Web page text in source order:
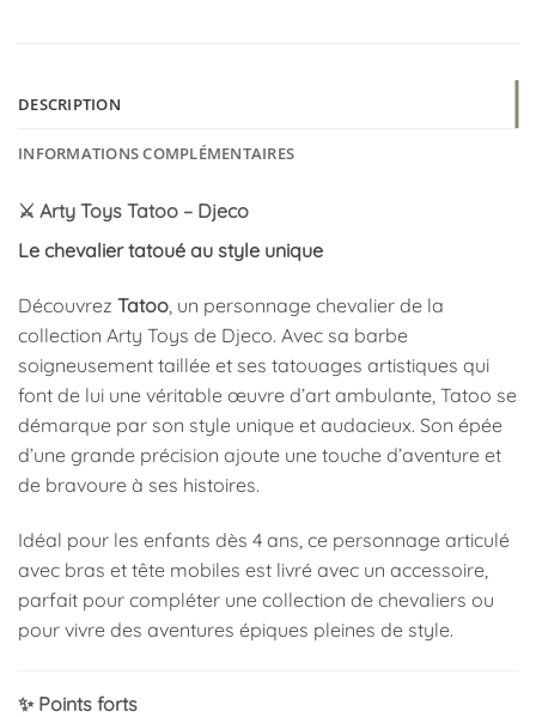
DESCRIPTION
INFORMATIONS COMPLÉMENTAIRES
⚔️ Arty Toys Tatoo – Djeco
Le chevalier tatoué au style unique
Découvrez Tatoo , un personnage chevalier de la
collection Arty Toys de Djeco. Avec sa barbe
soigneusement taillée et ses tatouages artistiques qui
font de lui une véritable œuvre d’art ambulante, Tatoo se
démarque par son style unique et audacieux. Son épée
d’une grande précision ajoute une touche d’aventure et
de bravoure à ses histoires.
Idéal pour les enfants dès 4 ans, ce personnage articulé
avec bras et tête mobiles est livré avec un accessoire,
parfait pour compléter une collection de chevaliers ou
pour vivre des aventures épiques pleines de style.
✨ Points forts